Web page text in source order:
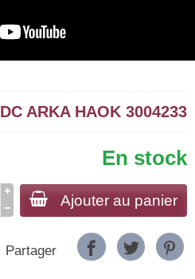
DC ARKA HAOK 3004233
En stock
Ajouter au panier
Partager